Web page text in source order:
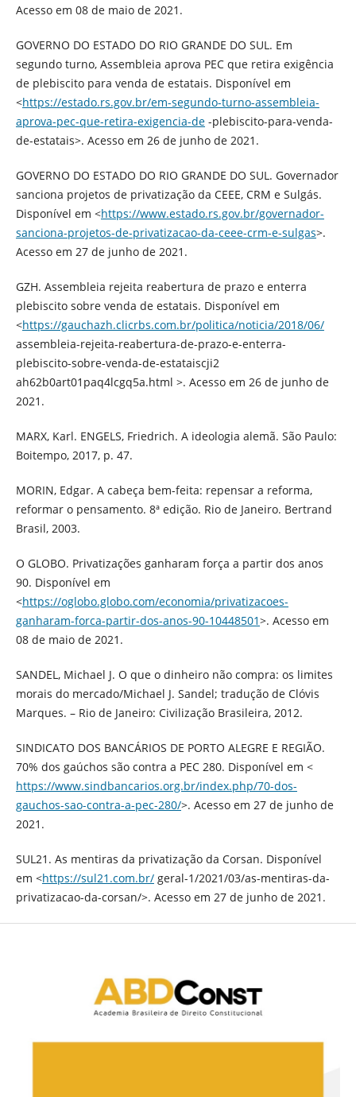
Acesso em 08 de maio de 2021.
GOVERNO DO ESTADO DO RIO GRANDE DO SUL. Em
segundo turno, Assembleia aprova PEC que retira exigência
de plebiscito para venda de estatais. Disponível em
<https://estado.rs.gov.br/em-segundo-turno-assembleia-
aprova-pec-que-retira-exigencia-de-plebiscito-para-venda-
de-estatais>. Acesso em 26 de junho de 2021.
GOVERNO DO ESTADO DO RIO GRANDE DO SUL. Governador
sanciona projetos de privatização da CEEE, CRM e Sulgás.
Disponível em <https://www.estado.rs.gov.br/governador-
sanciona-projetos-de-privatizacao-da-ceee-crm-e-sulgas>.
Acesso em 27 de junho de 2021.
GZH. Assembleia rejeita reabertura de prazo e enterra
plebiscito sobre venda de estatais. Disponível em
<https://gauchazh.clicrbs.com.br/politica/noticia/2018/06/
assembleia-rejeita-reabertura-de-prazo-e-enterra-
plebiscito-sobre-venda-de-estataiscji2
ah62b0art01paq4lcgq5a.html >. Acesso em 26 de junho de
2021.
MARX, Karl. ENGELS, Friedrich. A ideologia alemã. São Paulo:
Boitempo, 2017, p. 47.
MORIN, Edgar. A cabeça bem-feita: repensar a reforma,
reformar o pensamento. 8ª edição. Rio de Janeiro. Bertrand
Brasil, 2003.
O GLOBO. Privatizações ganharam força a partir dos anos
90. Disponível em
<https://oglobo.globo.com/economia/privatizacoes-
ganharam-forca-partir-dos-anos-90-10448501>. Acesso em
08 de maio de 2021.
SANDEL, Michael J. O que o dinheiro não compra: os limites
morais do mercado/Michael J. Sandel; tradução de Clóvis
Marques. – Rio de Janeiro: Civilização Brasileira, 2012.
SINDICATO DOS BANCÁRIOS DE PORTO ALEGRE E REGIÃO.
70% dos gaúchos são contra a PEC 280. Disponível em <
https://www.sindbancarios.org.br/index.php/70-dos-
gauchos-sao-contra-a-pec-280/>. Acesso em 27 de junho de
2021.
SUL21. As mentiras da privatização da Corsan. Disponível
em <https://sul21.com.br/geral-1/2021/03/as-mentiras-da-
privatizacao-da-corsan/>. Acesso em 27 de junho de 2021.